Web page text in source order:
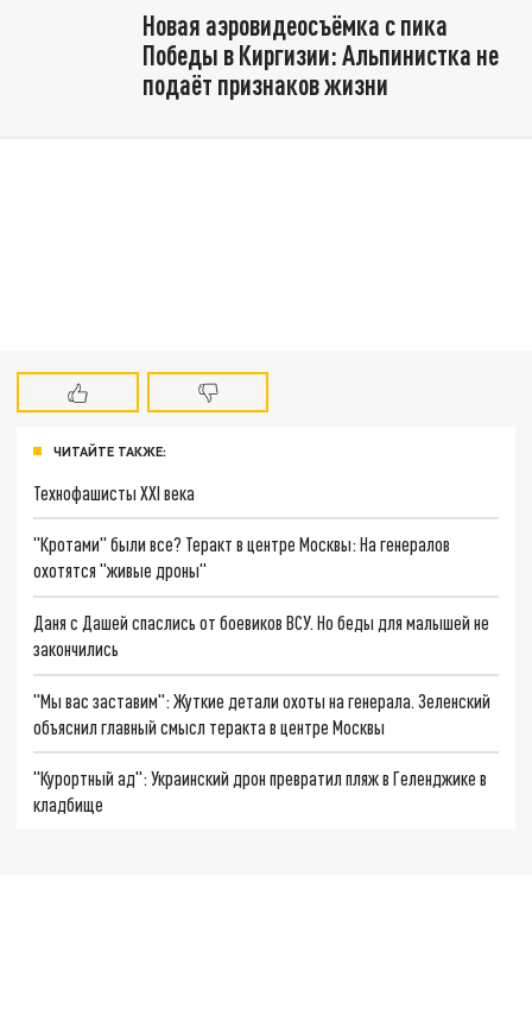
Новая аэровидеосъёмка с пика
Победы в Киргизии: Альпинистка не
подаёт признаков жизни
ЧИТАЙТЕ ТАКЖЕ:
Технофашисты XXI века
"Кротами" были все? Теракт в центре Москвы: На генералов
охотятся "живые дроны"
Даня с Дашей спаслись от боевиков ВСУ. Но беды для малышей не
закончились
"Мы вас заставим": Жуткие детали охоты на генерала. Зеленский
объяснил главный смысл теракта в центре Москвы
"Курортный ад": Украинский дрон превратил пляж в Геленджике в
кладбище